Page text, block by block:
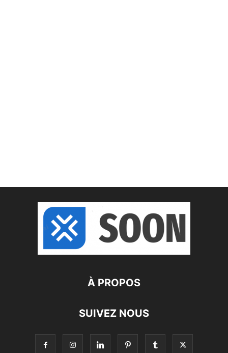
À PROPOS
SUIVEZ NOUS